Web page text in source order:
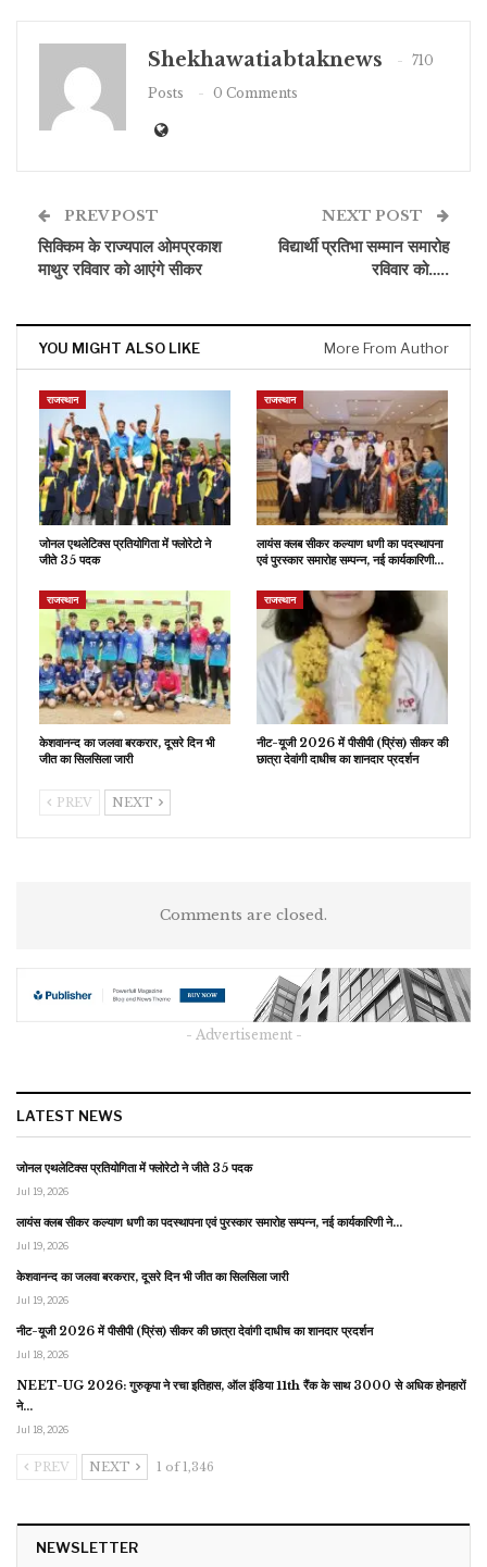
Shekhawatiabtaknews
710
Posts
0 Comments
PREV POST
सिक्किम के राज्यपाल ओमप्रकाश
माथुर रविवार को आएंगे सीकर
NEXT POST
विद्यार्थी प्रतिभा सम्मान समारोह
रविवार को…..
YOU MIGHT ALSO LIKE More From Author
राजस्थान
जोनल एथलेटिक्स प्रतियोगिता में फ्लोरेटो ने
जीते 35 पदक
राजस्थान
लायंस क्लब सीकर कल्याण धणी का पदस्थापना
एवं पुरस्कार समारोह सम्पन्न, नई कार्यकारिणी…
राजस्थान
केशवानन्द का जलवा बरकरार, दूसरे दिन भी
जीत का सिलसिला जारी
राजस्थान
नीट-यूजी 2026 में पीसीपी (प्रिंस) सीकर की
छात्रा देवांगी दाधीच का शानदार प्रदर्शन
PREV NEXT
Comments are closed.
- Advertisement -
LATEST NEWS
जोनल एथलेटिक्स प्रतियोगिता में फ्लोरेटो ने जीते 35 पदक
Jul 19, 2026
लायंस क्लब सीकर कल्याण धणी का पदस्थापना एवं पुरस्कार समारोह सम्पन्न, नई कार्यकारिणी ने…
Jul 19, 2026
केशवानन्द का जलवा बरकरार, दूसरे दिन भी जीत का सिलसिला जारी
Jul 19, 2026
नीट-यूजी 2026 में पीसीपी (प्रिंस) सीकर की छात्रा देवांगी दाधीच का शानदार प्रदर्शन
Jul 18, 2026
NEET-UG 2026: गुरुकृपा ने रचा इतिहास, ऑल इंडिया 11th रैंक के साथ 3000 से अधिक होनहारों
ने…
Jul 18, 2026
PREV NEXT 1 of 1,346
NEWSLETTER